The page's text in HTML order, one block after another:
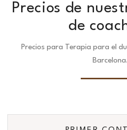
Precios de
de
Precios para Terapia para el
Barcelona.